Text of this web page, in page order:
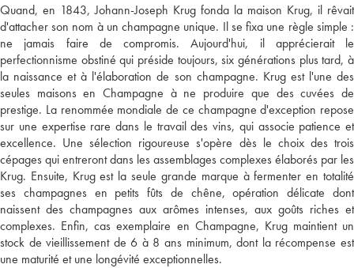
Quand, en 1843, Johann-Joseph Krug fonda la maison Krug, il rêvait
d'attacher son nom à un champagne unique. Il se fixa une règle simple :
ne jamais faire de compromis. Aujourd'hui, il apprécierait le
perfectionnisme obstiné qui préside toujours, six générations plus tard, à
la naissance et à l'élaboration de son champagne. Krug est l'une des
seules maisons en Champagne à ne produire que des cuvées de
prestige. La renommée mondiale de ce champagne d'exception repose
sur une expertise rare dans le travail des vins, qui associe patience et
excellence. Une sélection rigoureuse s'opère dès le choix des trois
cépages qui entreront dans les assemblages complexes élaborés par les
Krug. Ensuite, Krug est la seule grande marque à fermenter en totalité
ses champagnes en petits fûts de chêne, opération délicate dont
naissent des champagnes aux arômes intenses, aux goûts riches et
complexes. Enfin, cas exemplaire en Champagne, Krug maintient un
stock de vieillissement de 6 à 8 ans minimum, dont la récompense est
une maturité et une longévité exceptionnelles.